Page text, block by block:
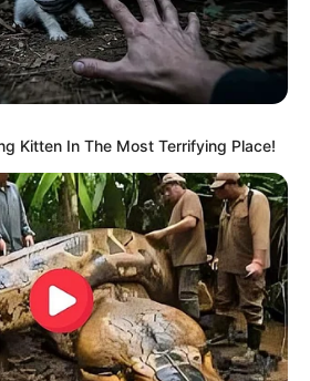
Kitten In The Most Terrifying Place!